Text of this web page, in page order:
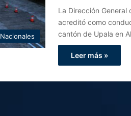
Nacionales
La Dirección General
acreditó como
cantón de Upala en
Leer más »